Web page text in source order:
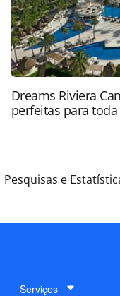
Dreams Riviera
perfeitas para
Pesquisas e
Serviços